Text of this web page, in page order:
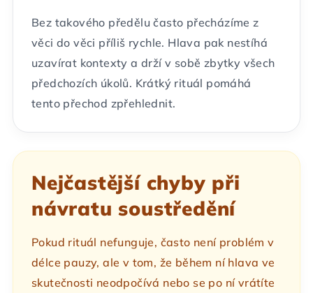
Bez takového předělu často přecházíme z
věci do věci příliš rychle. Hlava pak nestíhá
uzavírat kontexty a drží v sobě zbytky všech
předchozích úkolů. Krátký rituál pomáhá
tento přechod zpřehlednit.
Nejčastější chyby při
návratu soustředění
Pokud rituál nefunguje, často není problém v
délce pauzy, ale v tom, že během ní hlava ve
skutečnosti neodpočívá nebo se po ní vrátíte